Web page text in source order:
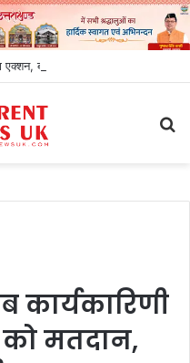
कार्यकारिणी
मतदान,